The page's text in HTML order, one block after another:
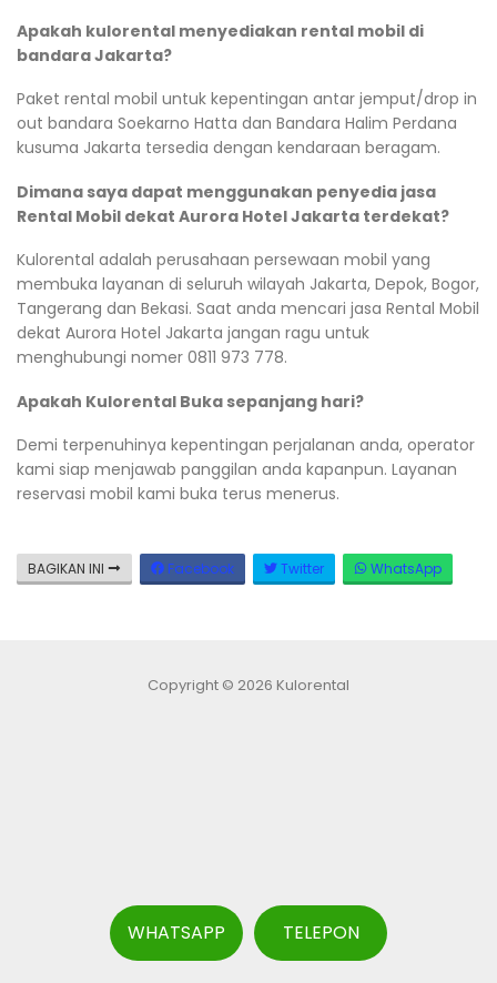
Apakah kulorental menyediakan rental mobil di
bandara Jakarta?
Paket rental mobil untuk kepentingan antar jemput/drop in
out bandara Soekarno Hatta dan Bandara Halim Perdana
kusuma Jakarta tersedia dengan kendaraan beragam.
Dimana saya dapat menggunakan penyedia jasa
Rental Mobil dekat Aurora Hotel Jakarta terdekat?
Kulorental adalah perusahaan persewaan mobil yang
membuka layanan di seluruh wilayah Jakarta, Depok, Bogor,
Tangerang dan Bekasi. Saat anda mencari jasa Rental Mobil
dekat Aurora Hotel Jakarta jangan ragu untuk
menghubungi nomer 0811 973 778.
Apakah Kulorental Buka sepanjang hari?
Demi terpenuhinya kepentingan perjalanan anda, operator
kami siap menjawab panggilan anda kapanpun. Layanan
reservasi mobil kami buka terus menerus.
BAGIKAN INI Facebook Twitter WhatsApp
Copyright © 2026 Kulorental
WHATSAPP TELEPON